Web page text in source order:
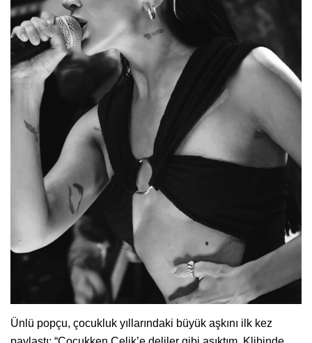
Ünlü popçu, çocukluk yıllarındaki büyük aşkını ilk kez